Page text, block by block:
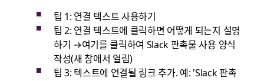
팁 1: 연결 텍스트 사용하기
팁 2: 연결 텍스트에 클릭하면 어떻게 되는지 설명
하기 →여기를 클릭하여 Slack 판촉물 사용 양식
작성(새 창에서 열림)
팁 3: 텍스트에 연결될 링크 추가. 예: 'Slack 판촉